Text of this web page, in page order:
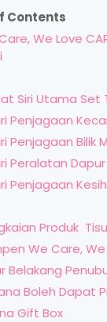
Contents
We Love
Siri Utama Set
Penjagaan
Penjagaan Bilik
Peralatan
Penjagaan
Produk
We Care, We
Belakang
Boleh Dapat
Gift Box